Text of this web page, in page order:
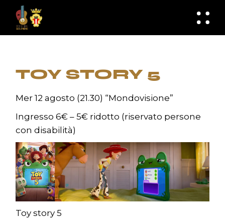
content
TOY STORY 5
Mer 12 agosto (21.30) “Mondovisione”
Ingresso 6€ – 5€ ridotto (riservato persone
con disabilità)
Toy story 5